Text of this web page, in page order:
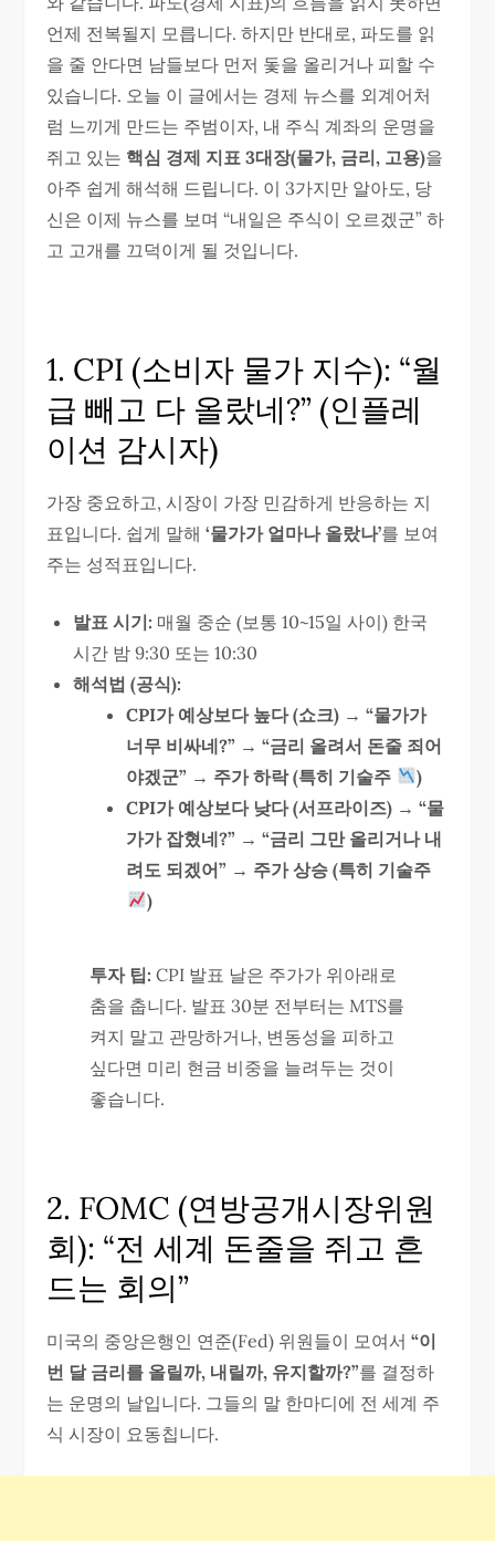
언제 전복될지 모릅니다. 하지만 반대로, 파도를 읽
을 줄 안다면 남들보다 먼저 돛을 올리거나 피할 수
있습니다. 오늘 이 글에서는 경제 뉴스를 외계어처
럼 느끼게 만드는 주범이자, 내 주식 계좌의 운명을
쥐고 있는 핵심 경제 지표 3대장(물가, 금리, 고용)을
아주 쉽게 해석해 드립니다. 이 3가지만 알아도, 당
신은 이제 뉴스를 보며 “내일은 주식이 오르겠군” 하
고 고개를 끄덕이게 될 것입니다.
1. CPI (소비자 물가 지수): “월
급 빼고 다 올랐네?” (인플레
이션 감시자)
가장 중요하고, 시장이 가장 민감하게 반응하는 지
표입니다. 쉽게 말해‘물가가 얼마나 올랐나’를 보여
주는 성적표입니다.
발표 시기: 매월 중순 (보통 10~15일 사이) 한국
시간 밤 9:30 또는 10:30
해석법 (공식):
CPI가 예상보다 높다 (쇼크) → “물가가
너무 비싸네?” → “금리 올려서 돈줄 죄어
야겠군” → 주가 하락 (특히 기술주
)
CPI가 예상보다 낮다 (서프라이즈) → “물
가가 잡혔네?” → “금리 그만 올리거나 내
려도 되겠어” → 주가 상승 (특히 기술주
)
투자 팁: CPI 발표 날은 주가가 위아래로
춤을 춥니다. 발표 30분 전부터는 MTS를
켜지 말고 관망하거나, 변동성을 피하고
싶다면 미리 현금 비중을 늘려두는 것이
좋습니다.
2. FOMC (연방공개시장위원
회): “전 세계 돈줄을 쥐고 흔
드는 회의”
미국의 중앙은행인 연준(Fed) 위원들이 모여서“이
번 달 금리를 올릴까, 내릴까, 유지할까?”를 결정하
는 운명의 날입니다. 그들의 말 한마디에 전 세계 주
식 시장이 요동칩니다.